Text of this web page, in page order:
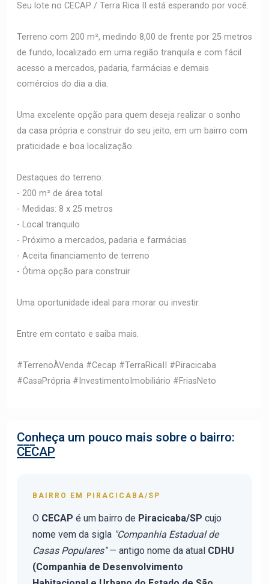
Seu lote no CECAP / Terra Rica II está esperando por você.
Terreno com 200 m², medindo 8,00 de frente por 25 metros
de fundo, localizado em uma região tranquila e com fácil
acesso a mercados, padaria, farmácias e demais
comércios do dia a dia.
Uma excelente opção para quem deseja realizar o sonho
da casa própria e construir do seu jeito, em um bairro com
praticidade e boa localização.
Destaques do terreno:
- 200 m² de área total
- Medidas: 8 x 25 metros
- Local tranquilo
- Próximo a mercados, padaria e farmácias
- Aceita financiamento de terreno
- Ótima opção para construir
Uma oportunidade ideal para morar ou investir.
Entre em contato e saiba mais.
#TerrenoÀVenda #Cecap #TerraRicaII #Piracicaba
#CasaPrópria #InvestimentoImobiliário #FriasNeto
Conheça um pouco mais sobre o bairro:
CECAP
BAIRRO EM PIRACICABA/SP
O CECAP é um bairro de Piracicaba/SP cujo
nome vem da sigla "Companhia Estadual de
Casas Populares"— antigo nome da atual CDHU
(Companhia de Desenvolvimento